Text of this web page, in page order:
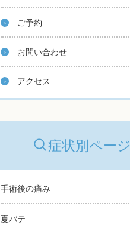
ご予約
お問い合わせ
アクセス
症状別ページ
手術後の痛み
夏バテ